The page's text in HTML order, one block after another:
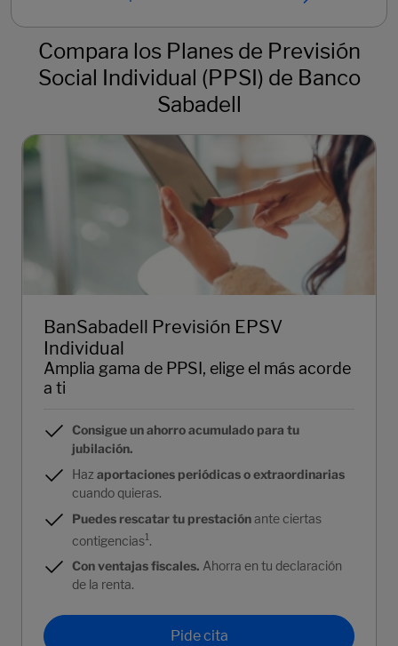
Compara los Planes de Previsión
Social Individual (PPSI) de Banco
Sabadell
BanSabadell Previsión EPSV
Individual
Amplia gama de PPSI, elige el más acorde
a ti
Consigue un ahorro acumulado para tu
jubilación.
Haz aportaciones periódicas o extraordinarias
cuando quieras.
Puedes rescatar tu prestaciónante ciertas
contigencias1
Con ventajas fiscales. Ahorra en tu declaración
de la renta.
Pide cita